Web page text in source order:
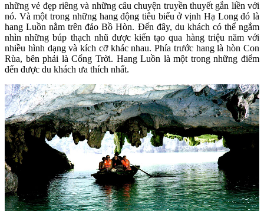
những vẻ đẹp riêng và những câu chuyện truyền thuyết gắn liền với
nó. Và một trong những hang động tiêu biểu ở vịnh Hạ Long đó là
hang Luồn nằm trên đảo Bồ Hòn. Đến đây, du khách có thể ngắm
nhìn những búp thạch nhũ được kiến tạo qua hàng triệu năm với
nhiều hình dạng và kích cỡ khác nhau. Phía trước hang là hòn Con
Rùa, bên phải là Cổng Trời. Hang Luồn là một trong những điểm
đến được du khách ưa thích nhất.